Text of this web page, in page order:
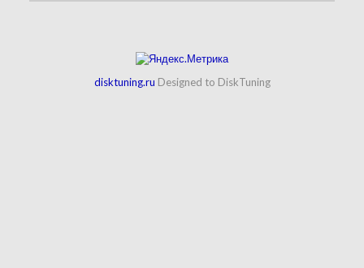
disktuning.ru Designed to DiskTuning